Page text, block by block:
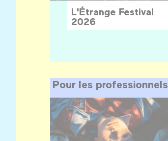
L'Étrange Festival
2026
Pour les professionnels